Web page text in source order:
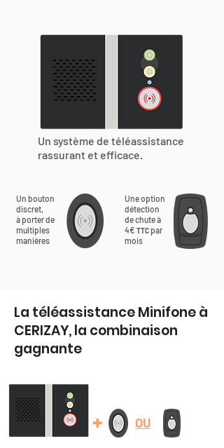
Un système de téléassistance
rassurant et efficace.
Un bouton
discret,
à porter de
multiples
manières
Une option
détection
de chute à
4€ TTC par
mois
La téléassistance Minifone à
CERIZAY, la combinaison
gagnante
+ OU